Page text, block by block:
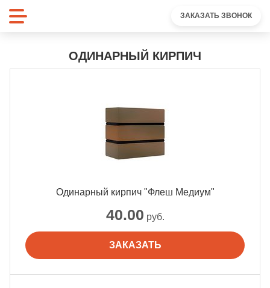
ЗАКАЗАТЬ ЗВОНОК
ОДИНАРНЫЙ КИРПИЧ
40.00 руб.
ЗАКАЗАТЬ
Одинарный кирпич "Флеш Медиум"